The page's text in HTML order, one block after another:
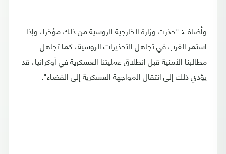
وأضاف: "حذرت وزارة الخارجية الروسية من ذلك مؤخرا، وإذا
استمر الغرب في تجاهل التحذيرات الروسية، كما تجاهل
مطالبنا الأمنية قبل انطلاق عمليتنا العسكرية في أوكرانيا، قد
يؤدي ذلك إلى انتقال المواجهة العسكرية إلى الفضاء".